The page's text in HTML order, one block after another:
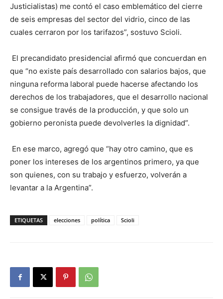
Justicialistas) me contó el caso emblemático del cierre
de seis empresas del sector del vidrio, cinco de las
cuales cerraron por los tarifazos”, sostuvo Scioli.
El precandidato presidencial afirmó que concuerdan en
que “no existe país desarrollado con salarios bajos, que
ninguna reforma laboral puede hacerse afectando los
derechos de los trabajadores, que el desarrollo nacional
se consigue través de la producción, y que solo un
gobierno peronista puede devolverles la dignidad”.
En ese marco, agregó que “hay otro camino, que es
poner los intereses de los argentinos primero, ya que
son quienes, con su trabajo y esfuerzo, volverán a
levantar a la Argentina”.
ETIQUETAS elecciones política Scioli